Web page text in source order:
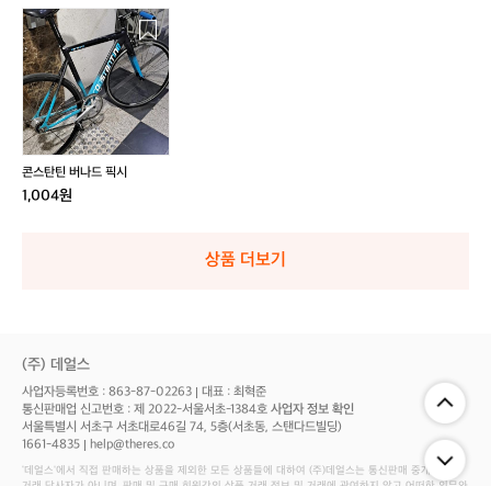
콘
스
탄
틴
버
나
드
픽
시
콘스탄틴 버나드 픽시
1,004원
상품 더보기
(주) 데얼스
사업자등록번호 : 863-87-02263 대표 : 최혁준
통신판매업 신고번호 : 제 2022-서울서초-1384호 사업자 정보 확인
서울특별시 서초구 서초대로46길 74, 5층(서초동, 스탠다드빌딩)
1661-4835
help@theres.co
‘데얼스'에서 직접 판매하는 상품을 제외한 모든 상품들에 대하여 (주)데얼스는 통신판매 중개자로서